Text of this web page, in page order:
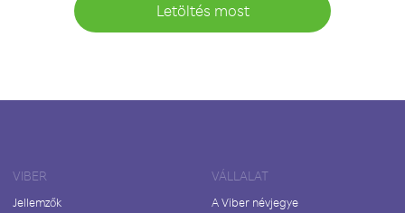
Letöltés most
VIBER
Jellemzők
VÁLLALAT
A Viber névjegye